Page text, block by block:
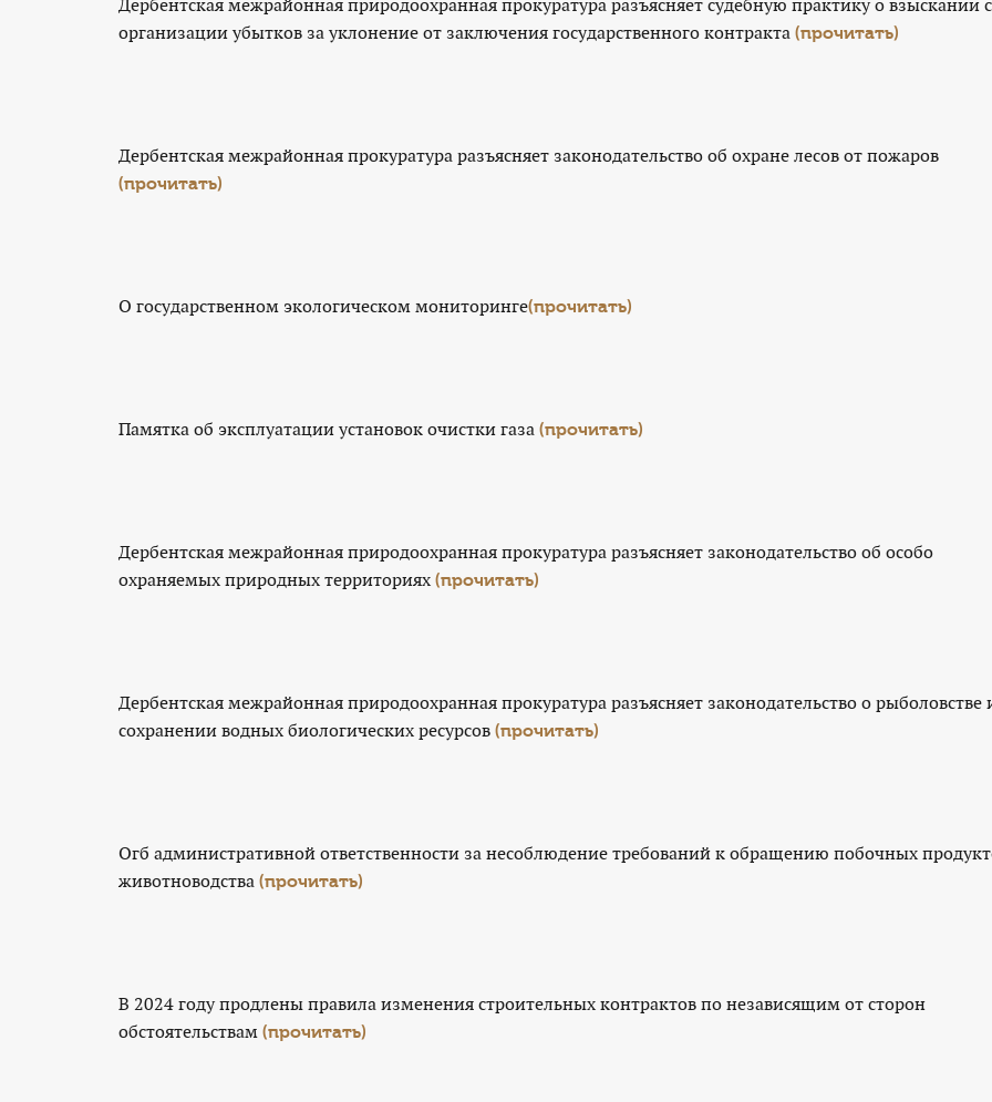
Дербентская межрайонная природоохранная прокуратура разъясняет судебную практику о взыскании с
организации убытков за уклонение от заключения государственного контракта (прочитать)
Дербентская межрайонная прокуратура разъясняет законодательство об охране лесов от пожаров
(прочитать)
О государственном экологическом мониторинге(прочитать)
Памятка об эксплуатации установок очистки газа (прочитать)
Дербентская межрайонная природоохранная прокуратура разъясняет законодательство об особо
охраняемых природных территориях (прочитать)
Дербентская межрайонная природоохранная прокуратура разъясняет законодательство о рыболовстве
сохранении водных биологических ресурсов (прочитать)
Огб административной ответственности за несоблюдение требований к обращению побочных
животноводства (прочитать)
В 2024 году продлены правила изменения строительных контрактов по независящим от сторон
обстоятельствам (прочитать)